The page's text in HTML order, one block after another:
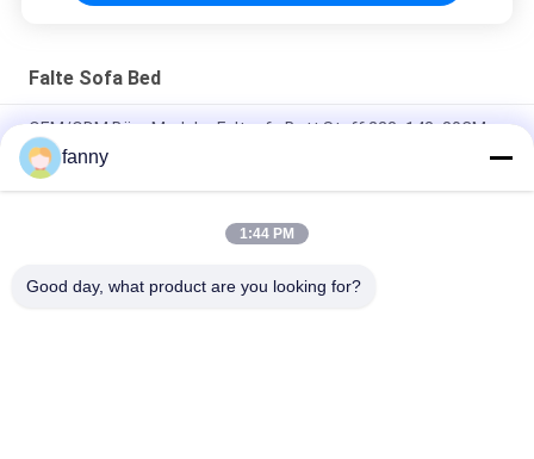
Falte Sofa Bed
OEM/ODM Büro Modular Faltsofa Bett Stoff 223x143x80CM
Vielseitiges faltbares Bett der Couch-30005, Wohnzimmer-
konvertierbares Lagerschwellen-Sofa
Wohnzimmer, das Sofa Bed Practical Modern Style Breathable
fanny
1:44 PM
Good day, what product are you looking for?